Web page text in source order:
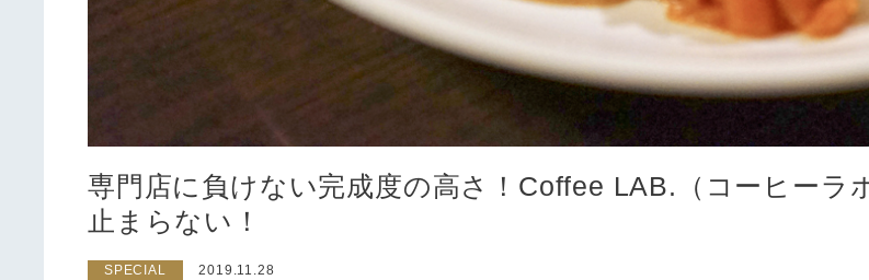
専門店に負けない完成度の高さ！Coffee LAB.（コーヒーラ
止まらない！
SPECIAL 2019.11.28